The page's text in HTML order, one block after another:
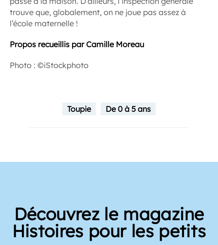
trouve que, globalement, on ne joue pas assez à
l’école maternelle !
Propos recueillis par Camille Moreau
Photo : ©iStockphoto
Toupie De 0 à 5 ans
Découvrez le magazine
Histoires pour les petits